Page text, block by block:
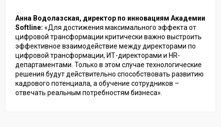
Анна Водолазская, директор по инновациям Академии
Softline: «Для достижения максимального эффекта от
цифровой трансформации критически важно выстроить
эффективное взаимодействие между директорами по
цифровой трансформации, ИТ-директорами и HR-
департаментами. Только в этом случае технологические
решения будут действительно способствовать развитию
кадрового потенциала, а обучение сотрудников –
отвечать реальным потребностям бизнеса».